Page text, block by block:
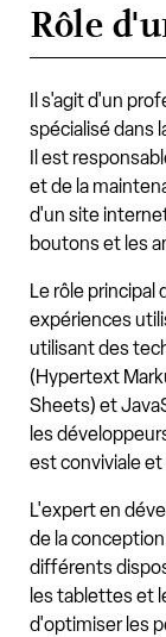
Rôle
Il s'agit d'un
spécialisé dans
Il est
et de la
d'un site
boutons et les
Le rôle principal
expériences
utilisant des
(Hypertext
Sheets) et
les
est conviviale
L'expert en
de la
différents
les tablettes et
d'optimiser les